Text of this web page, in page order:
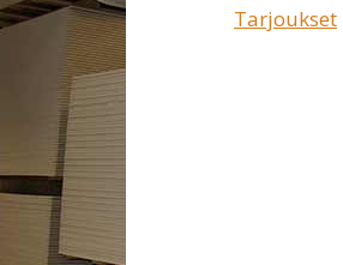
Tarjoukset